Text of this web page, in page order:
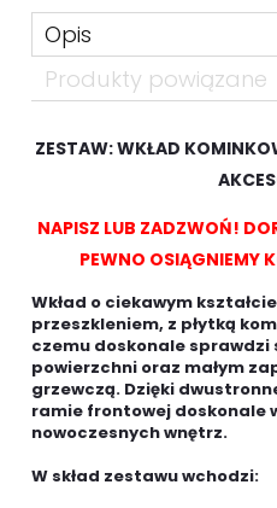
Opis
Produkty powiązane
ZESTAW: WKŁAD
NAPISZ LUB ZADZWOŃ!
PEWNO OSIĄGNIEMY
Wkład o ciekawym
przeszkleniem, z płytką
czemu doskonale sprawdzi
powierzchni oraz małym
grzewczą. Dzięki
ramie frontowej doskonale
nowoczesnych wnętrz.
W skład zestawu wchodzi: